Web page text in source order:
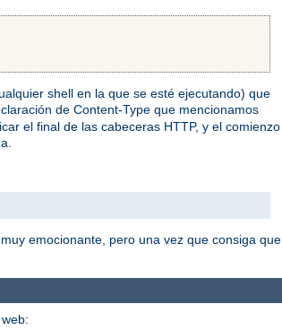
shell en la que se esté ejecutando) que
de Content-Type que mencionamos
el final de las cabeceras HTTP, y el comienzo
emocionante, pero una vez que consiga que